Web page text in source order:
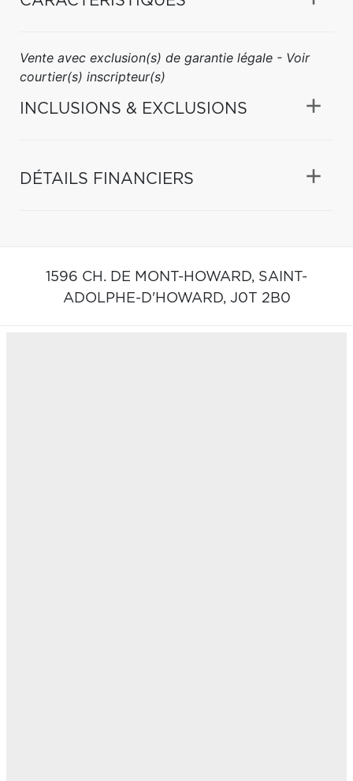
Vente avec exclusion(s) de garantie légale - Voir
courtier(s) inscripteur(s)
INCLUSIONS & EXCLUSIONS
DÉTAILS FINANCIERS
1596 CH. DE MONT-HOWARD, SAINT-
ADOLPHE-D'HOWARD, J0T 2B0